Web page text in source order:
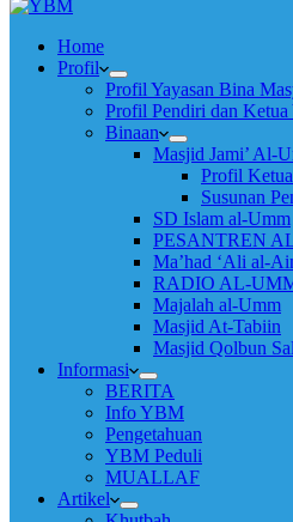
Home
Profil
Profil Yayasan Bina
Profil Pendiri dan
Binaan
Masjid Jami’ Al-
Profil
Susunan
SD Islam al-Umm
PESANTREN
Ma’had ‘Ali al-
RADIO AL-
Majalah al-Umm
Masjid At-Tabiin
Masjid Qolbun
Informasi
BERITA
Info YBM
Pengetahuan
YBM Peduli
MUALLAF
Artikel